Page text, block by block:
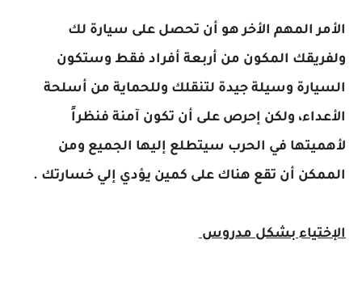
الأمر المهم الأخر هو أن تحصل على سيارة لك
ولفريقك المكون من أربعة أفراد فقط وستكون
السيارة وسيلة جيدة لتنقلك وللحماية من أسلحة
الأعداء، ولكن إحرص على أن تكون آمنة فنظراً
لأهميتها في الحرب سيتطلع إليها الجميع ومن
الممكن أن تقع هناك على كمين يؤدي إلي خسارتك .
الإختياء بشكل مدروس